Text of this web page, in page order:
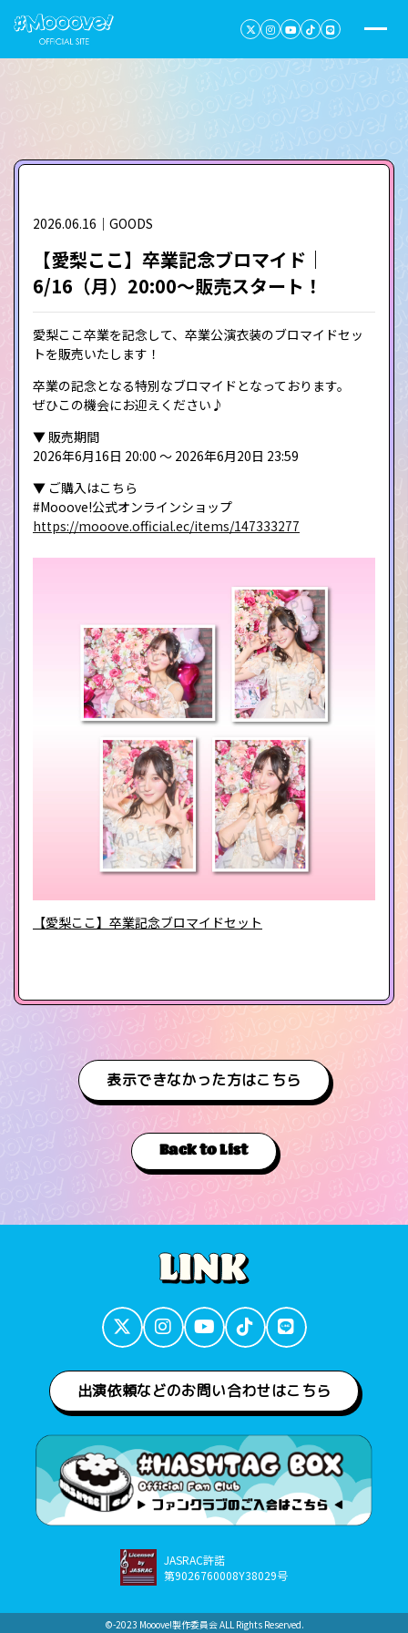
2026.06.16｜GOODS
【愛梨ここ】卒業記念ブロマイド｜
6/16（月）20:00～販売スタート！
愛梨ここ卒業を記念して、卒業公演衣装のブロマイドセッ
トを販売いたします！
卒業の記念となる特別なブロマイドとなっております。
ぜひこの機会にお迎えください♪
▼ 販売期間
2026年6月16日 20:00 ～ 2026年6月20日 23:59
▼ ご購入はこちら
#Mooove!公式オンラインショップ
https://mooove.official.ec/items/147333277
【愛梨ここ】卒業記念ブロマイドセット
表示できなかった方はこちら
Back to List
出演依頼などのお問い合わせはこちら
JASRAC許諾
第9026760008Y38029号
©︎-2023 Mooove!製作委員会 ALL Rights Reserved.